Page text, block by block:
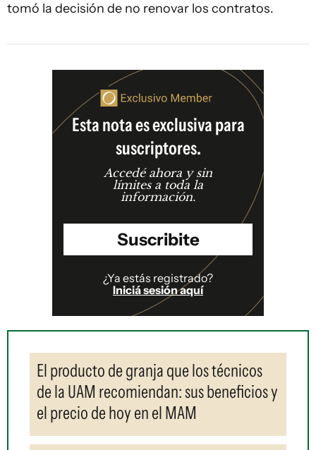
tomó la decisión de no renovar los contratos.
Esta nota es exclusiva para
suscriptores.
Accedé ahora y sin
límites a toda la
información.
Suscribite
¿Ya estás registrado?
Iniciá sesión aquí
El producto de granja que los técnicos
de la UAM recomiendan: sus beneficios y
el precio de hoy en el MAM